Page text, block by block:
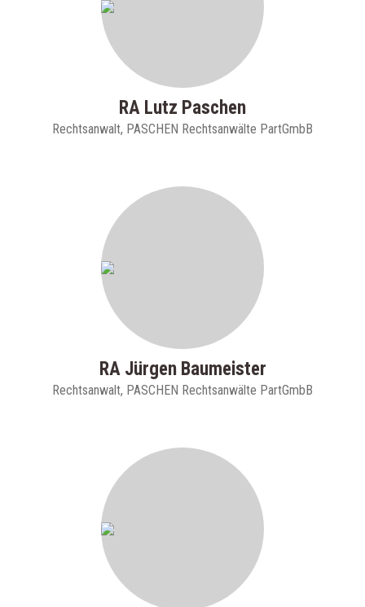
RA Lutz Paschen
Rechtsanwalt, PASCHEN Rechtsanwälte PartGmbB
RA Jürgen Baumeister
Rechtsanwalt, PASCHEN Rechtsanwälte PartGmbB